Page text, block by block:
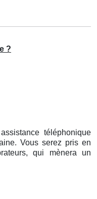
?
téléphonique
Vous serez pris en
qui mènera un